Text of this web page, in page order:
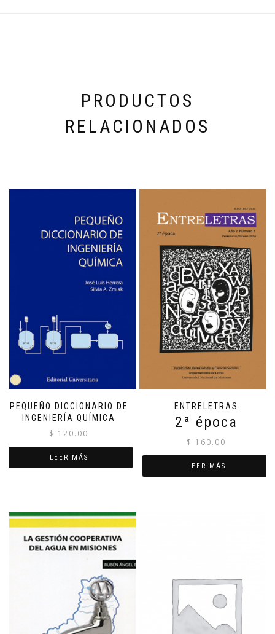
PRODUCTOS
RELACIONADOS
PEQUEÑO DICCIONARIO DE
INGENIERÍA QUÍMICA
$ 120.00
LEER MÁS
ENTRELETRAS
2ª época
$ 160.00
LEER MÁS